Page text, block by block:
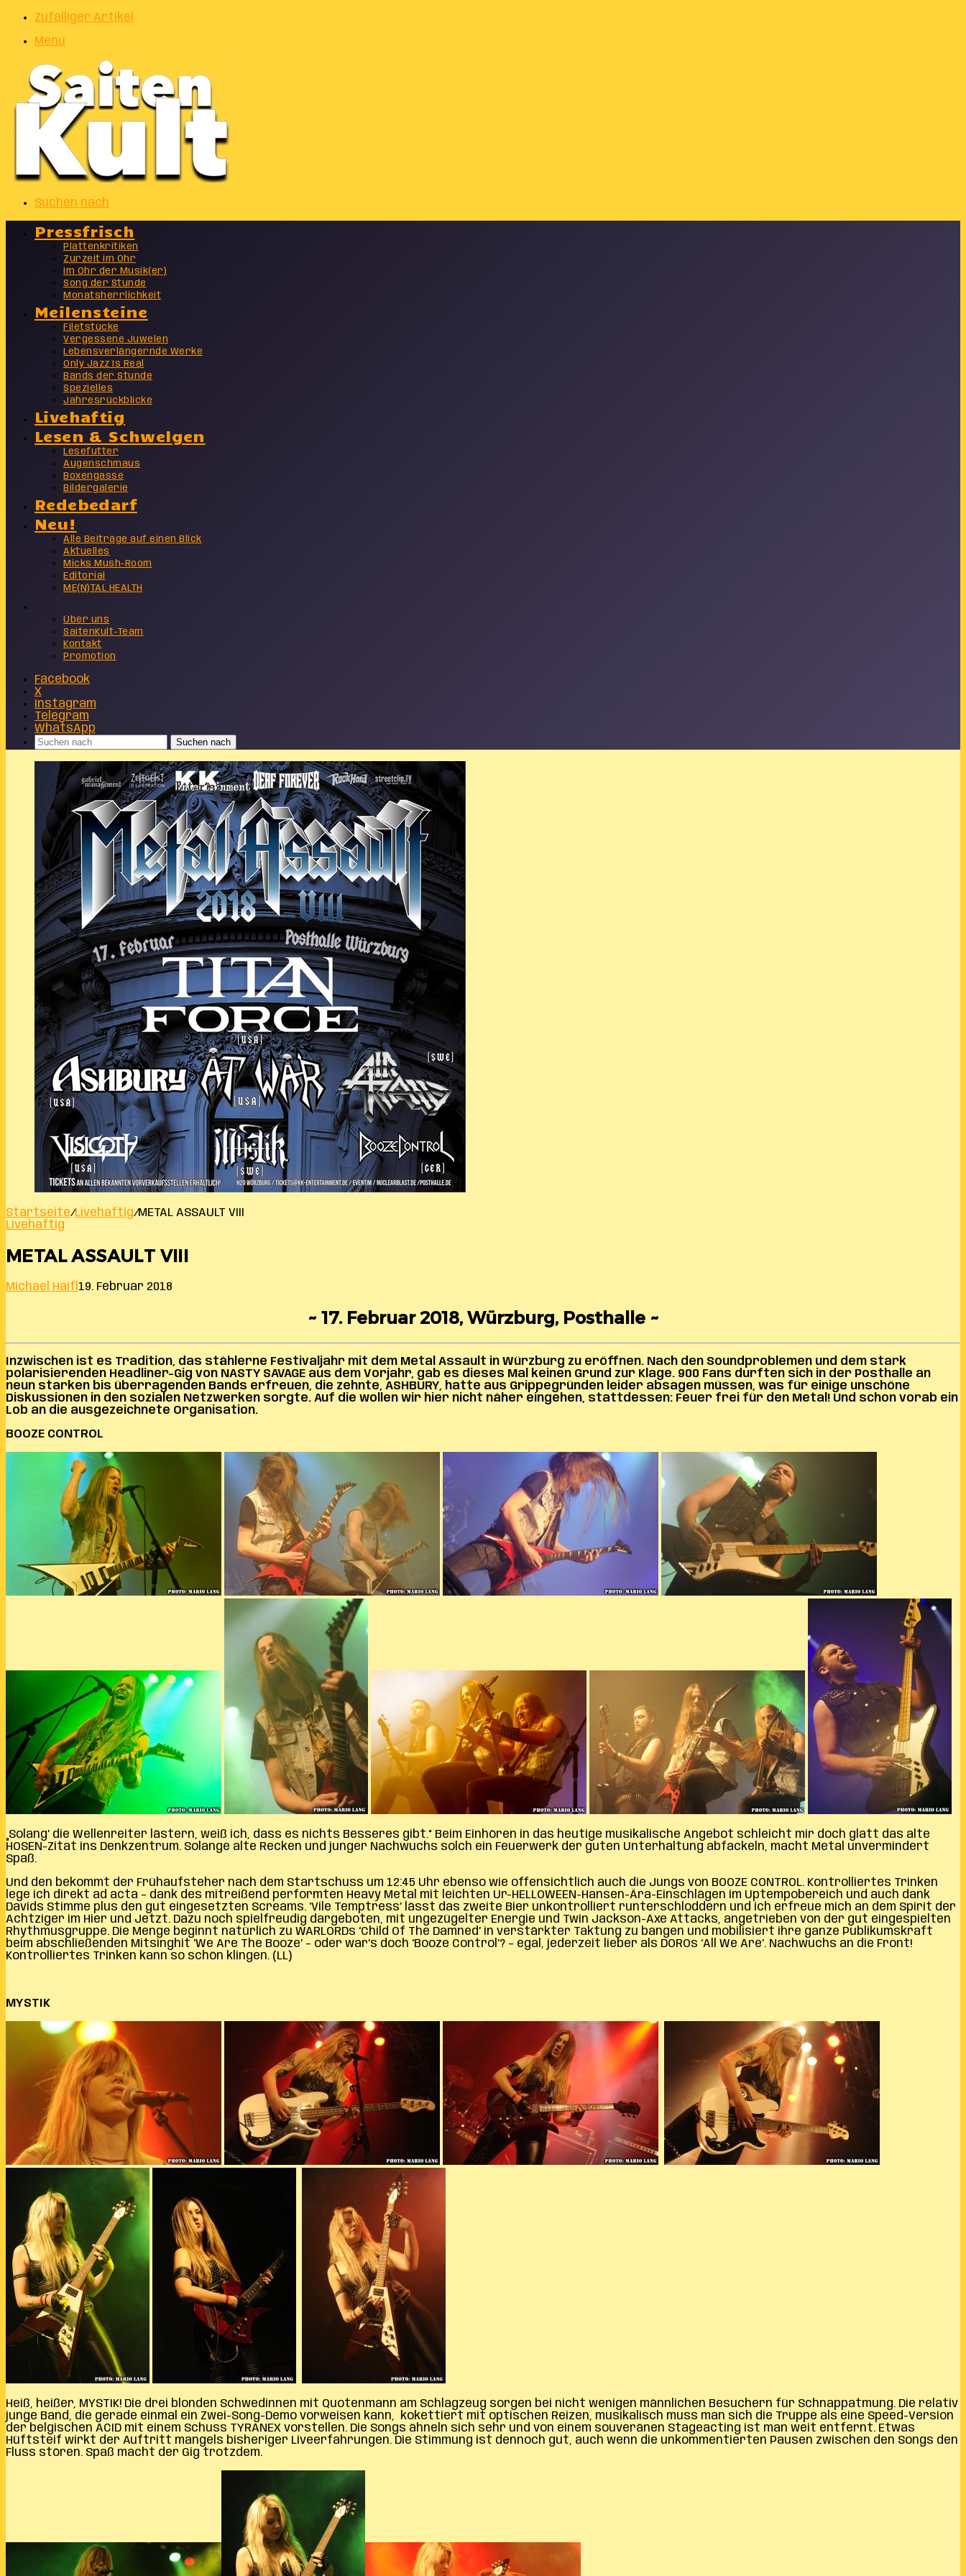
Zufälliger Artikel
Menu
Suchen nach
Pressfrisch
Plattenkritiken
Zurzeit im Ohr
Im Ohr der Musik(er)
Song der Stunde
Monatsherrlichkeit
Meilensteine
Filetstücke
Vergessene Juwelen
Lebensverlängernde Werke
Only Jazz Is Real
Bands der Stunde
Spezielles
Jahresrückblicke
Livehaftig
Lesen & Schwelgen
Lesefutter
Augenschmaus
Boxengasse
Bildergalerie
Redebedarf
Neu!
Alle Beiträge auf einen Blick
Aktuelles
Micks Mush-Room
Editorial
ME(N)TAL HEALTH
Über uns
SaitenKult-Team
Kontakt
Promotion
Facebook
X
Instagram
Telegram
WhatsApp
Suchen nach
Startseite/Livehaftig/METAL ASSAULT VIII
Livehaftig
METAL ASSAULT VIII
Michael Haifl 19. Februar 2018
~ 17. Februar 2018, Würzburg, Posthalle ~
Inzwischen ist es Tradition, das stählerne Festivaljahr mit dem Metal Assault in Würzburg zu eröffnen. Nach den Soundproblemen und dem stark
polarisierenden Headliner-Gig von NASTY SAVAGE aus dem Vorjahr, gab es dieses Mal keinen Grund zur Klage. 900 Fans durften sich in der Posthalle an
neun starken bis überragenden Bands erfreuen, die zehnte, ASHBURY, hatte aus Grippegründen leider absagen müssen, was für einige unschöne
Diskussionen in den sozialen Netzwerken sorgte. Auf die wollen wir hier nicht näher eingehen, stattdessen: Feuer frei für den Metal! Und schon vorab ein
Lob an die ausgezeichnete Organisation.
BOOZE CONTROL
„Solang’ die Wellenreiter lästern, weiß ich, dass es nichts Besseres gibt.“ Beim Einhören in das heutige musikalische Angebot schleicht mir doch glatt das alte
HOSEN-Zitat ins Denkzentrum. Solange alte Recken und junger Nachwuchs solch ein Feuerwerk der guten Unterhaltung abfackeln, macht Metal unvermindert
Spaß.
Und den bekommt der Frühaufsteher nach dem Startschuss um 12:45 Uhr ebenso wie offensichtlich auch die Jungs von BOOZE CONTROL. Kontrolliertes Trinken
lege ich direkt ad acta – dank des mitreißend performten Heavy Metal mit leichten Ur-HELLOWEEN-Hansen-Ära-Einschlägen im Uptempobereich und auch dank
Davids Stimme plus den gut eingesetzten Screams. ‘Vile Temptress’ lässt das zweite Bier unkontrolliert runterschloddern und ich erfreue mich an dem Spirit der
Achtziger im Hier und Jetzt. Dazu noch spielfreudig dargeboten, mit ungezügelter Energie und Twin Jackson-Axe Attacks, angetrieben von der gut eingespielten
Rhythmusgruppe. Die Menge beginnt natürlich zu WARLORDs ‘Child Of The Damned’ in verstärkter Taktung zu bangen und mobilisiert ihre ganze Publikumskraft
beim abschließenden Mitsinghit ‘We Are The Booze’ – oder war’s doch ‘Booze Control’? – egal, jederzeit lieber als DOROs ‘All We Are’. Nachwuchs an die Front!
Kontrolliertes Trinken kann so schön klingen. (LL)
MYSTIK
Heiß, heißer, MYSTIK! Die drei blonden Schwedinnen mit Quotenmann am Schlagzeug sorgen bei nicht wenigen männlichen Besuchern für Schnappatmung. Die relativ
junge Band, die gerade einmal ein Zwei-Song-Demo vorweisen kann, kokettiert mit optischen Reizen, musikalisch muss man sich die Truppe als eine Speed-Version
der belgischen ACID mit einem Schuss TYRANEX vorstellen. Die Songs ähneln sich sehr und von einem souveränen Stageacting ist man weit entfernt. Etwas
Hüftsteif wirkt der Auftritt mangels bisheriger Liveerfahrungen. Die Stimmung ist dennoch gut, auch wenn die unkommentierten Pausen zwischen den Songs den
Fluss stören. Spaß macht der Gig trotzdem.